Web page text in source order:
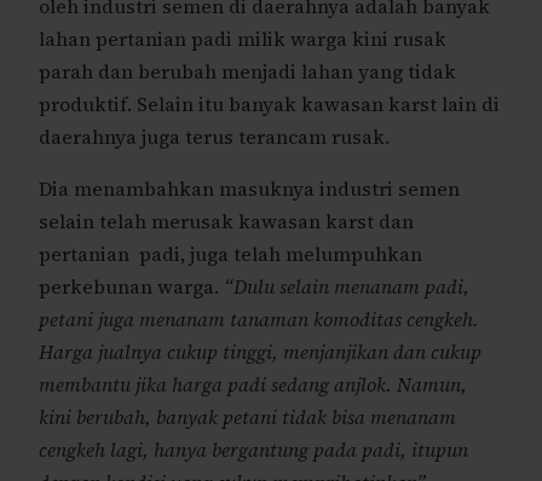
oleh industri semen di daerahnya adalah banyak
lahan pertanian padi milik warga kini rusak
parah dan berubah menjadi lahan yang tidak
produktif. Selain itu banyak kawasan karst lain di
daerahnya juga terus terancam rusak.
Dia menambahkan masuknya industri semen
selain telah merusak kawasan karst dan
pertanian padi, juga telah melumpuhkan
perkebunan warga. “Dulu selain menanam padi,
petani juga menanam tanaman komoditas cengkeh.
Harga jualnya cukup tinggi, menjanjikan dan cukup
membantu jika harga padi sedang anjlok. Namun,
kini berubah, banyak petani tidak bisa menanam
cengkeh lagi, hanya bergantung pada padi, itupun